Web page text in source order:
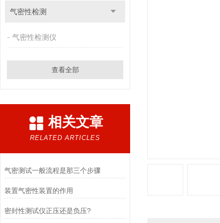
气密性检测
气密性检测仪
查看全部
相关文章
RELATED ARTICLES
气密测试一般流程是那三个步骤
装置气密性装置的作用
密封性测试仪正压还是负压?